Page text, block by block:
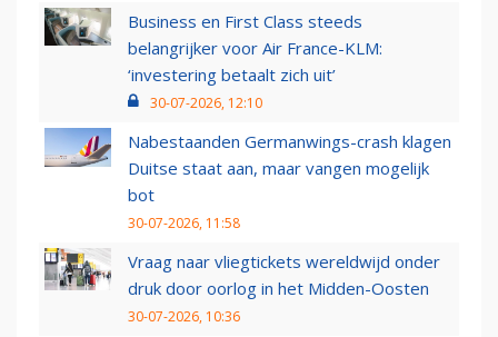
Business en First Class steeds
belangrijker voor Air France-KLM:
‘investering betaalt zich uit’
30-07-2026, 12:10
Nabestaanden Germanwings-crash klagen
Duitse staat aan, maar vangen mogelijk
bot
30-07-2026, 11:58
Vraag naar vliegtickets wereldwijd onder
druk door oorlog in het Midden-Oosten
30-07-2026, 10:36